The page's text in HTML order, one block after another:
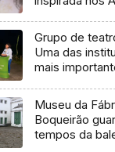
Grupo de
Uma das
mais
Museu da
Boqueirão
tempos da